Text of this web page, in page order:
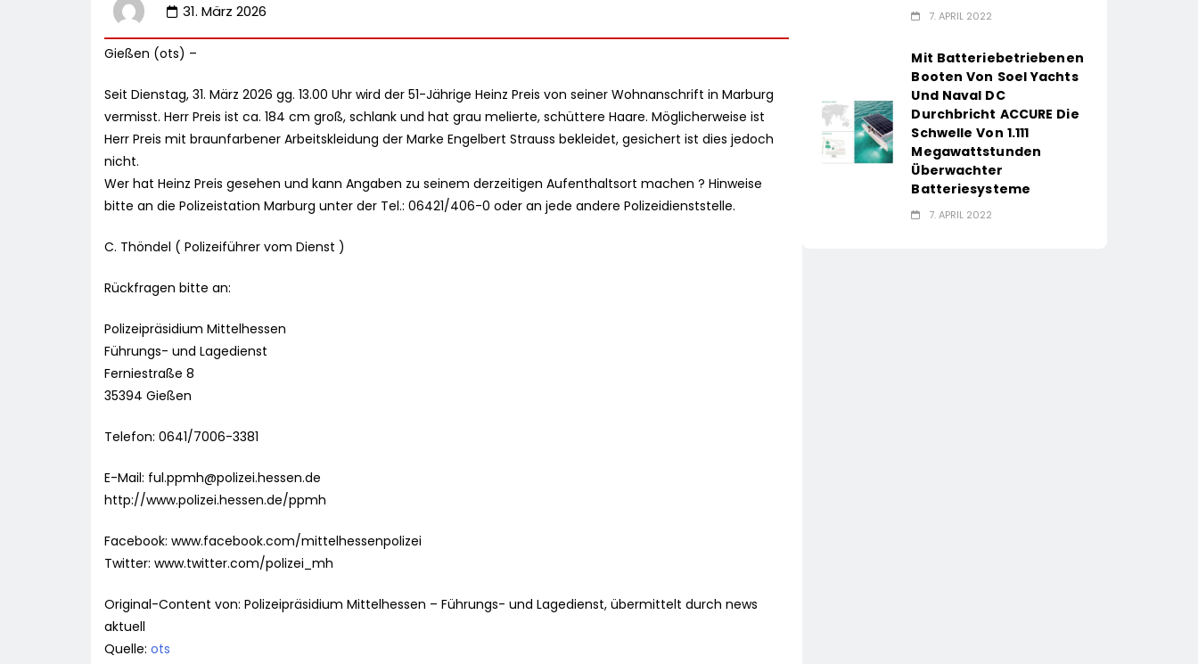
31. März 2026
Gießen (ots) –
Seit Dienstag, 31. März 2026 gg. 13.00 Uhr wird der 51-Jährige Heinz Preis von seiner Wohnanschrift in Marburg
vermisst. Herr Preis ist ca. 184 cm groß, schlank und hat grau melierte, schüttere Haare. Möglicherweise ist
Herr Preis mit braunfarbener Arbeitskleidung der Marke Engelbert Strauss bekleidet, gesichert ist dies jedoch
nicht.
Wer hat Heinz Preis gesehen und kann Angaben zu seinem derzeitigen Aufenthaltsort machen ? Hinweise
bitte an die Polizeistation Marburg unter der Tel.: 06421/406-0 oder an jede andere Polizeidienststelle.
C. Thöndel ( Polizeiführer vom Dienst )
Rückfragen bitte an:
Polizeipräsidium Mittelhessen
Führungs- und Lagedienst
Ferniestraße 8
35394 Gießen
Telefon: 0641/7006-3381
E-Mail: ful.ppmh@polizei.hessen.de
http://www.polizei.hessen.de/ppmh
Facebook: www.facebook.com/mittelhessenpolizei
Twitter: www.twitter.com/polizei_mh
Original-Content von: Polizeipräsidium Mittelhessen – Führungs- und Lagedienst, übermittelt durch news
aktuell
Quelle: ots
7. APRIL 2022
Mit Batteriebetriebenen
Booten Von Soel Yachts
Und Naval DC
Durchbricht ACCURE Die
Schwelle Von 1.111
Megawattstunden
Überwachter
Batteriesysteme
7. APRIL 2022